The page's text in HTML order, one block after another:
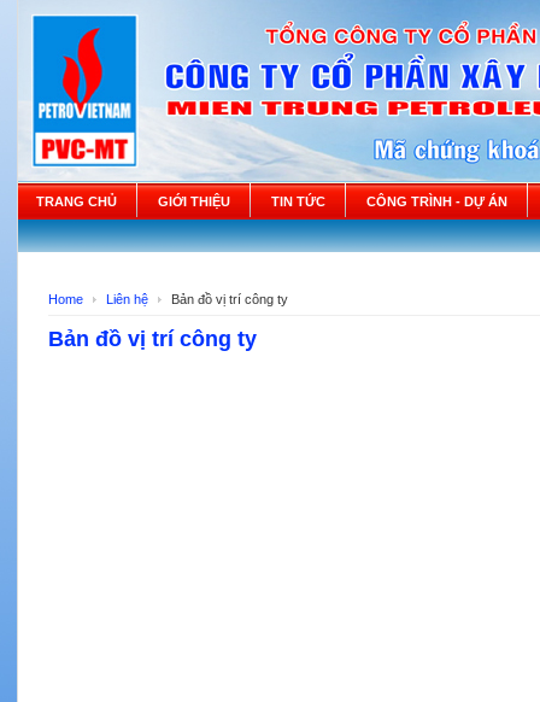
TRANG CHỦ GIỚI THIỆU TIN TỨC CÔNG TRÌNH - DỰ ÁN
Home Liên hệ Bản đồ vị trí công ty
Bản đồ vị trí công ty